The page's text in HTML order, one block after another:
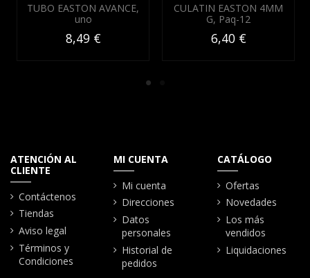
TUBO EASTON AVANCE,
uno
8,49 €
CULATIN EASTON 4MM
G, Paq-12
6,40 €
ATENCIÓN AL
CLIENTE
Contáctenos
Tiendas
Aviso legal
Términos y
Condiciones
MI CUENTA
Mi cuenta
Direcciones
Datos
personales
Historial de
pedidos
CATÁLOGO
Ofertas
Novedades
Los más
vendidos
Liquidaciones